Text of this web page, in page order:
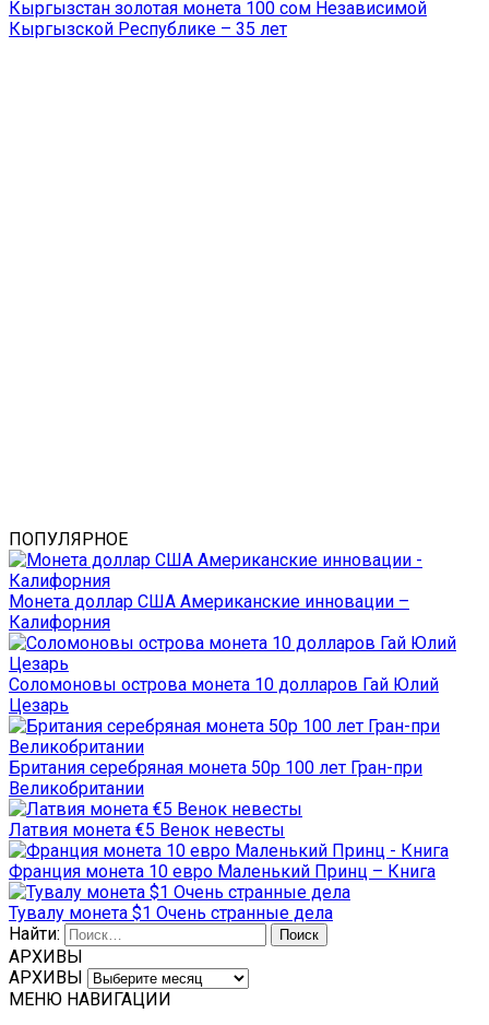
Кыргызстан золотая монета 100 сом Независимой
Кыргызской Республике – 35 лет
ПОПУЛЯРНОЕ
Монета доллар США Американские инновации –
Калифорния
Соломоновы острова монета 10 долларов Гай Юлий
Цезарь
Британия серебряная монета 50р 100 лет Гран-при
Великобритании
Латвия монета €5 Венок невесты
Франция монета 10 евро Маленький Принц – Книга
Тувалу монета $1 Очень странные дела
Найти:
АРХИВЫ
АРХИВЫ
МЕНЮ НАВИГАЦИИ